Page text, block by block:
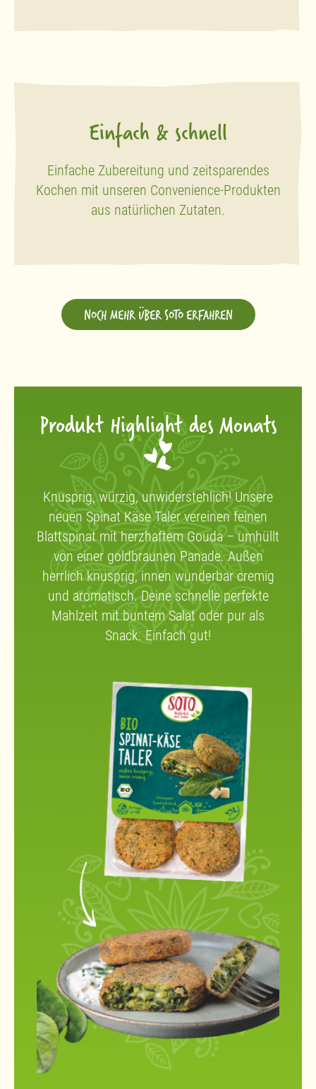
Einfach & schnell
Einfache Zubereitung und zeitsparendes
Kochen mit unseren Convenience-Produkten
aus natürlichen Zutaten.
NOCH MEHR ÜBER SOTO ERFAHREN
Produkt Highlight des Monats
Knusprig, würzig, unwiderstehlich! Unsere
neuen Spinat Käse Taler vereinen feinen
Blattspinat mit herzhaftem Gouda – umhüllt
von einer goldbraunen Panade. Außen
herrlich knusprig, innen wunderbar cremig
und aromatisch. Deine schnelle perfekte
Mahlzeit mit buntem Salat oder pur als
Snack. Einfach gut!